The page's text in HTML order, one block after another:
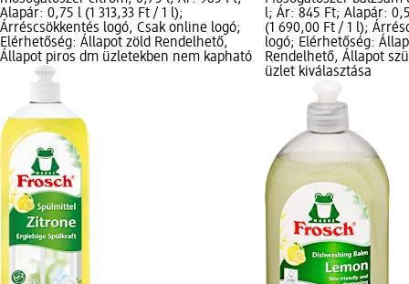
Alapár: 0,75 l (1 313,33 Ft / 1 l);
Árréscsökkentés logó, Csak online logó;
Elérhetőség: Állapot zöld Rendelhető,
Állapot piros dm üzletekben nem kapható
l; Ár: 845 Ft; Alapár:
(1 690,00 Ft / 1 l);
logó; Elérhetőség:
Rendelhető, Állapot
üzlet kiválasztása